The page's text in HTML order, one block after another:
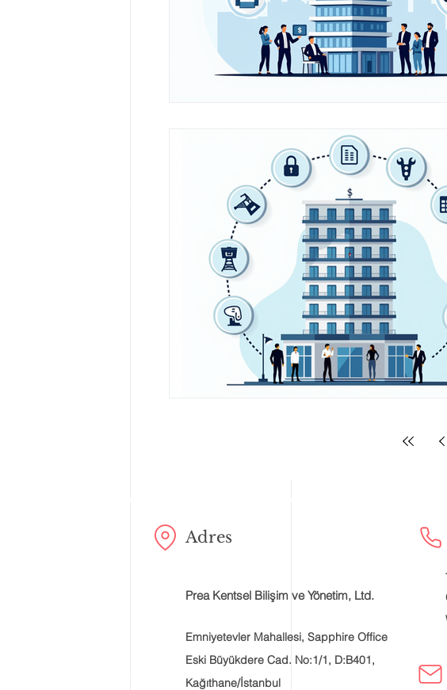
Adres
Prea Kentsel Bilişim ve Yönetim, Ltd.
Emniyetevler Mahallesi, Sapphire Office
Eski Büyükdere Cad. No:1/1, D:B401,
Kağıthane/İstanbul